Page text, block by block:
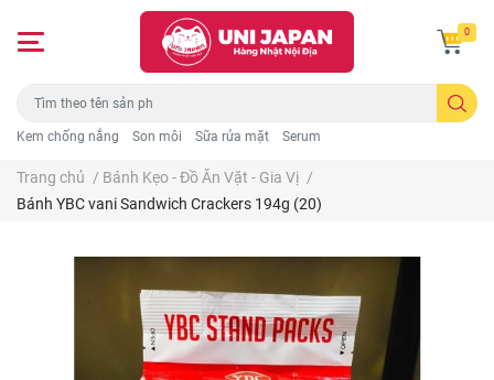
Kem chống nắng Son môi Sữa rửa mặt Serum
0
Trang chủ / Bánh Kẹo - Đồ Ăn Vặt - Gia Vị /
Bánh YBC vani Sandwich Crackers 194g (20)